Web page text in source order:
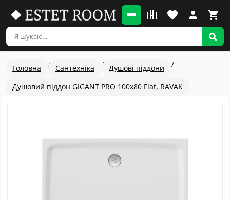
Головна Сантехніка
Душові піддони
Душовий піддон GIGANT PRO 100x80 Flat, RAVAK